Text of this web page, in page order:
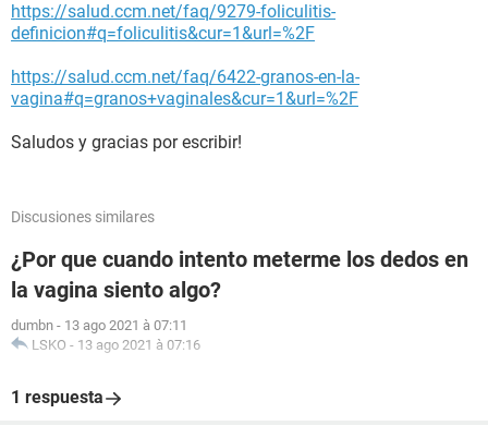
https://salud.ccm.net/faq/9279-foliculitis-
definicion#q=foliculitis&cur=1&url=%2F
https://salud.ccm.net/faq/6422-granos-en-la-
vagina#q=granos+vaginales&cur=1&url=%2F
Saludos y gracias por escribir!
Discusiones similares
¿Por que cuando intento meterme los dedos en
la vagina siento algo?
dumbn - 13 ago 2021 à 07:11
LSKO - 13 ago 2021 à 07:16
1 respuesta